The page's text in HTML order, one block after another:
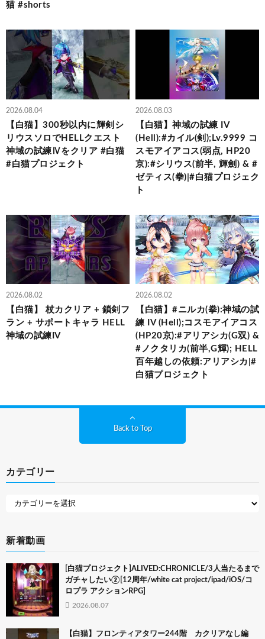
猫 #shorts
2026.08.04
【白猫】300秒以内に輝剣シ
リウスソロでHELLクエスト
神域の試練Ⅳをクリア #白猫
#白猫プロジェクト
2026.08.03
【白猫】神域の試練 IV
(Hell):#カイル(剣);Lv.9999 コ
スモアイアコス(弱点, HP20
京):#シリウス(前半, 輝劍) & #
ゼティス(拳)|#白猫プロジェク
ト
2026.08.02
【白猫】 杖カクリア + 鎖剣フ
ラン + サポートキャラ HELL
神域の試練IV
2026.08.02
【白猫】#ニルカ(拳):神域の試
練 IV (Hell);コスモアイアコス
(HP20京):#アリアシカ(G双) &
#ノクタリカ(前半,G輝); HELL
百年越しの依頼:アリアシカ|#
白猫プロジェクト
Back to Top
カテゴリー
新着動画
[白猫プロジェクト]ALIVED:CHRONICLE/3人当たるまで
ガチャしたい②[12周年/white cat project/ipad/iOS/コ
ロプラ アクションRPG]
2026.08.07
【白猫】フロンティアタワー244階 カクリアなし編